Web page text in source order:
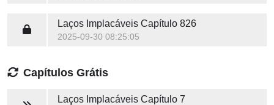
Laços ImplacáveisCapítulo 826
2025-09-30 08:25:05
Capítulos Grátis
Laços ImplacáveisCapítulo 7